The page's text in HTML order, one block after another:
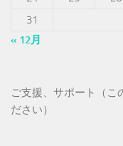
31
« 12月
ご支援、サポート（こ
ださい）